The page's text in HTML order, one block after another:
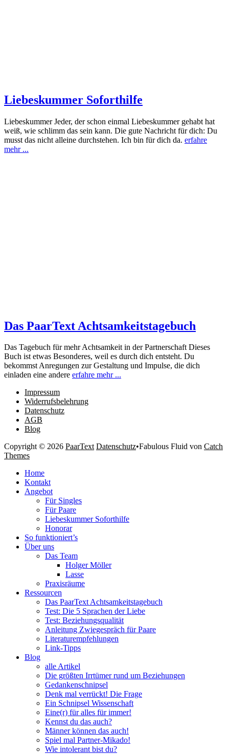
Liebeskummer Soforthilfe
Liebeskummer Jeder, der schon einmal Liebeskummer gehabt hat
weiß, wie schlimm das sein kann. Die gute Nachricht für dich: Du
musst das nicht alleine durchstehen. Ich bin für dich da. erfahre
mehr ...
Das PaarText Achtsamkeitstagebuch
Das Tagebuch für mehr Achtsamkeit in der Partnerschaft Dieses
Buch ist etwas Besonderes, weil es durch dich entsteht. Du
bekommst Anregungen zur Gestaltung und Impulse, die dich
einladen eine andere erfahre mehr ...
Impressum
Widerrufsbelehrung
Datenschutz
AGB
Blog
Copyright © 2026 PaarText Datenschutz•Fabulous Fluid von Catch
Themes
oben
scrollen
Home
Kontakt
Angebot
Für Singles
Für Paare
Liebeskummer Soforthilfe
Honorar
So funktioniert’s
Über uns
Das Team
Holger Möller
Lasse
Praxisräume
Ressourcen
Das PaarText Achtsamkeitstagebuch
Test: Die 5 Sprachen der Liebe
Test: Beziehungsqualität
Anleitung Zwiegespräch für Paare
Literaturempfehlungen
Link-Tipps
Blog
alle Artikel
Die größten Irrtümer rund um Beziehungen
Gedankenschnipsel
Denk mal verrückt! Die Frage
Ein Schnipsel Wissenschaft
Eine(r) für alles für immer!
Kennst du das auch?
Männer können das auch!
Spiel mal Partner-Mikado!
Wie intolerant bist du?